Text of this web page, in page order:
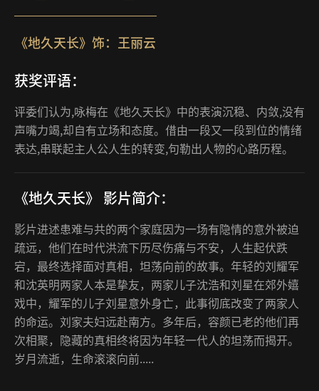
《地久天长》饰：王丽云
获奖评语：
评委们认为,咏梅在《地久天长》中的表演沉稳、内敛,没有
声嘴力竭,却自有立场和态度。借由一段又一段到位的情绪
表达,串联起主人公人生的转变,句勒出人物的心路历程。
《地久天长》 影片简介：
影片进述患难与共的两个家庭因为一场有隐情的意外被迫
疏远，他们在时代洪流下历尽伤痛与不安，人生起伏跌
宕，最终选择面对真相，坦荡向前的故事。年轻的刘耀军
和沈英明两家人本是挚友，两家儿子沈浩和刘星在郊外嬉
戏中，耀军的儿子刘星意外身亡，此事彻底改变了两家人
的命运。刘家夫妇远赴南方。多年后，容颜已老的他们再
次相聚，隐藏的真相终将因为年轻一代人的坦荡而揭开。
岁月流逝，生命滚滚向前.....